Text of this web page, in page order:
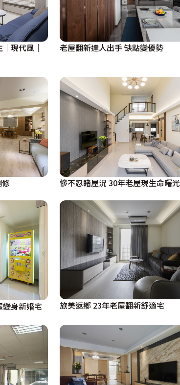
現代風｜
老屋翻新達人出手 缺點變優勢
慘不忍睹屋況 30年老屋現生命曙光
身新婚宅 旅美返鄉 23年老屋翻新舒適宅